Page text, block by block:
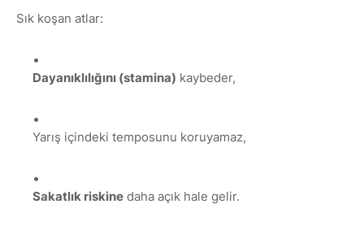
Sık koşan atlar:
Dayanıklılığını (stamina) kaybeder,
Yarış içindeki temposunu koruyamaz,
Sakatlık riskine daha açık hale gelir.